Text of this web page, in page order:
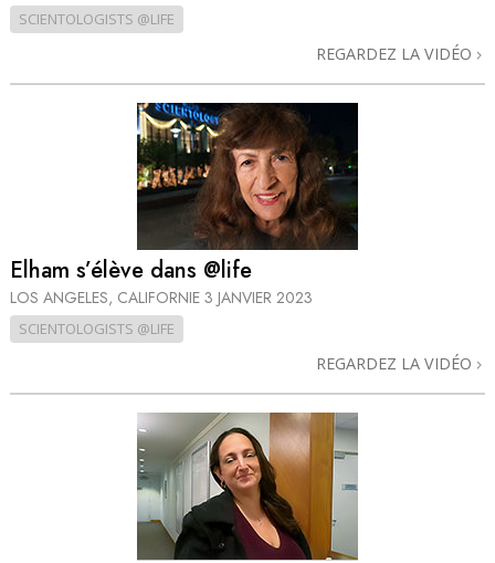
SCIENTOLOGISTS @LIFE
REGARDEZ LA VIDÉO
Elham s’élève dans @life
LOS ANGELES, CALIFORNIE 3 JANVIER 2023
SCIENTOLOGISTS @LIFE
REGARDEZ LA VIDÉO